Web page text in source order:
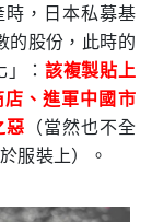
，日本私募基
股份，此時的
： 該複製貼上
、進軍中國市
惡 （當然也不全
服裝上）。